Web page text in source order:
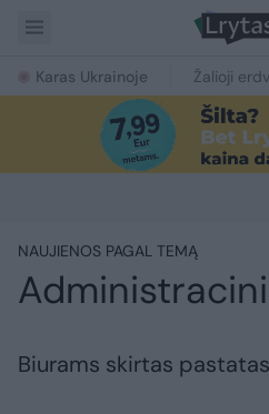
Karas Ukrainoje Žalioji
NAUJIENOS PAGAL TEMĄ
Biurams skirtas